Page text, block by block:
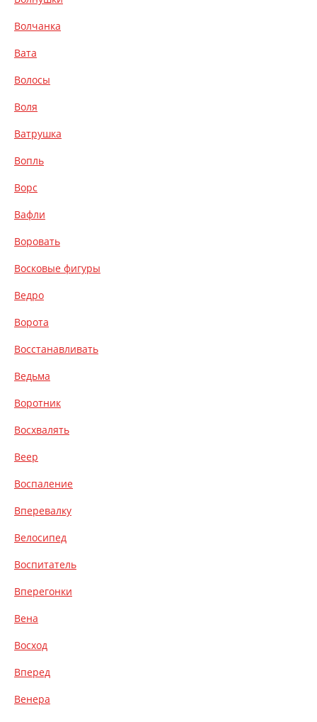
Волчанка
Вата
Волосы
Воля
Ватрушка
Вопль
Ворс
Вафли
Воровать
Восковые фигуры
Ведро
Ворота
Восстанавливать
Ведьма
Воротник
Восхвалять
Веер
Воспаление
Вперевалку
Велосипед
Воспитатель
Вперегонки
Вена
Восход
Вперед
Венера